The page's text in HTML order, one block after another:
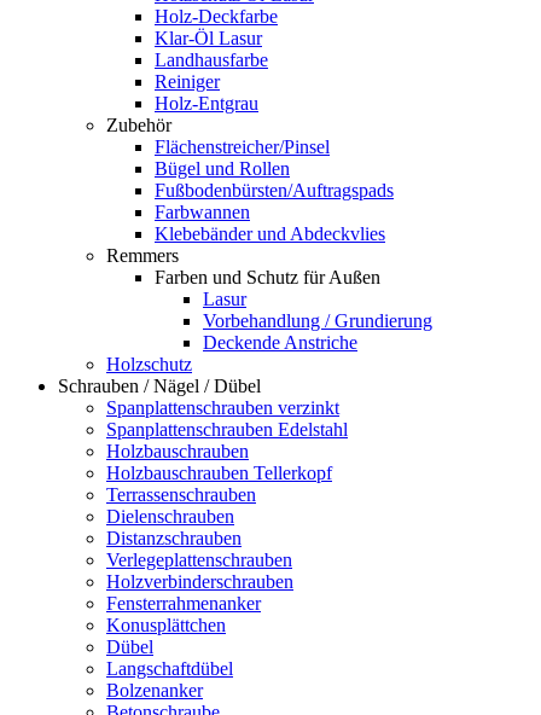
Holz-Deckfarbe
Klar-Öl Lasur
Landhausfarbe
Reiniger
Holz-Entgrau
Zubehör
Flächenstreicher/Pinsel
Bügel und Rollen
Fußbodenbürsten/Auftragspads
Farbwannen
Klebebänder und Abdeckvlies
Remmers
Farben und Schutz für Außen
Lasur
Vorbehandlung / Grundierung
Deckende Anstriche
Holzschutz
Schrauben / Nägel / Dübel
Spanplattenschrauben verzinkt
Spanplattenschrauben Edelstahl
Holzbauschrauben
Holzbauschrauben Tellerkopf
Terrassenschrauben
Dielenschrauben
Distanzschrauben
Verlegeplattenschrauben
Holzverbinderschrauben
Fensterrahmenanker
Konusplättchen
Dübel
Langschaftdübel
Bolzenanker